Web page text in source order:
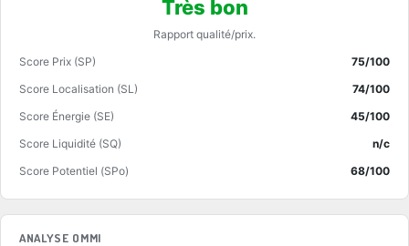
Très bon
Rapport qualité/prix.
Score Prix (SP)
75/100
Score Localisation (SL)
74/100
Score Énergie (SE)
45/100
Score Liquidité (SQ)
n/c
Score Potentiel (SPo)
68/100
ANALYSE OMMI